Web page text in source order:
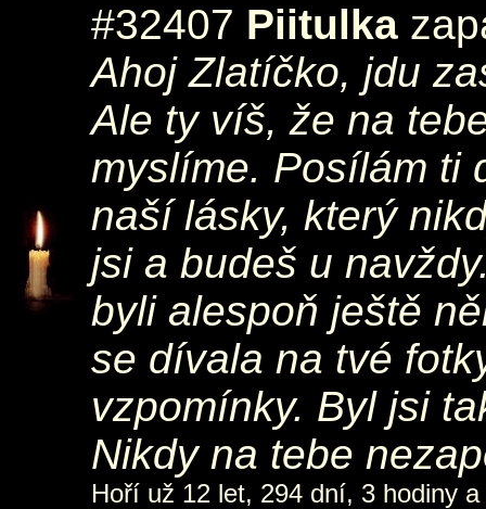
#32407 Piitulka
Ahoj Zlatíčko, jdu
Ale ty víš, že na
myslíme. Posílám ti
naší lásky, který
jsi a budeš u
byli alespoň ještě
se dívala na tvé
vzpomínky. Byl jsi
Nikdy na tebe
Hoří už 12 let, 294 dní, 3 hodiny